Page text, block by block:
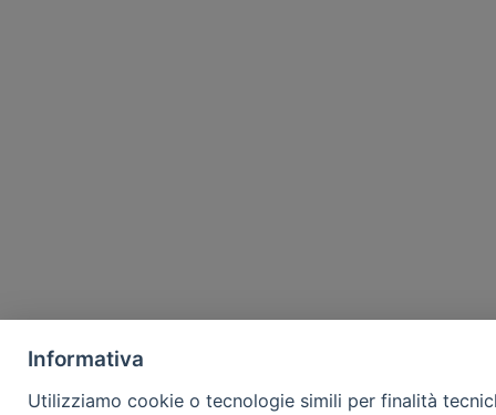
Informativa
Utilizziamo cookie o tecnologie simili per finalità